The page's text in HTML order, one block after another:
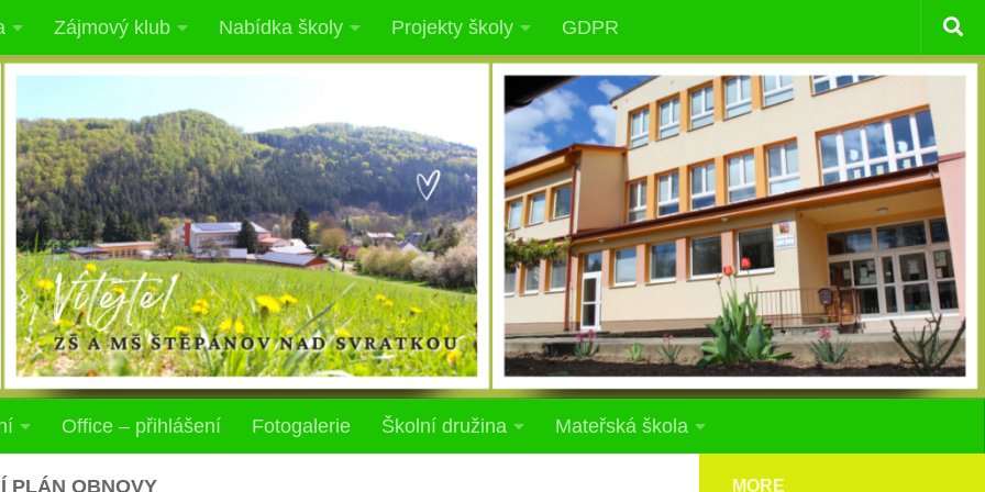
Zájmový klub Nabídka školy Projekty školy GDPR
Office – přihlášení Fotogalerie Školní družina Mateřská škola
PLÁN OBNOVY MORE